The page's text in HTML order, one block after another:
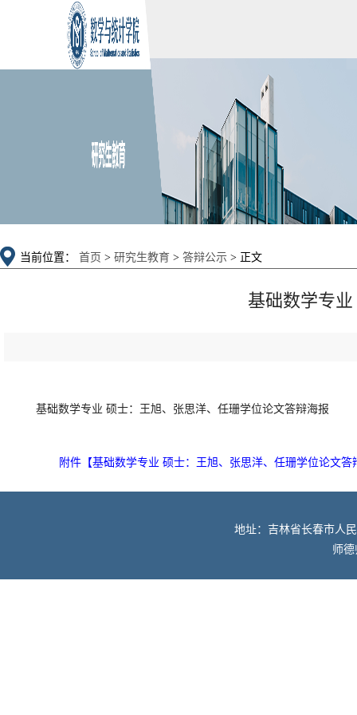
当前位置： 首页 > 研究生教育 > 答辩公示 > 正文
基础数学专
基础数学专业 硕士：王旭、张思洋、任珊学位论文答辩海报
附件【基础数学专业 硕士：王旭、张思洋、任珊学位论文答
地址：吉林省长春市人
师德